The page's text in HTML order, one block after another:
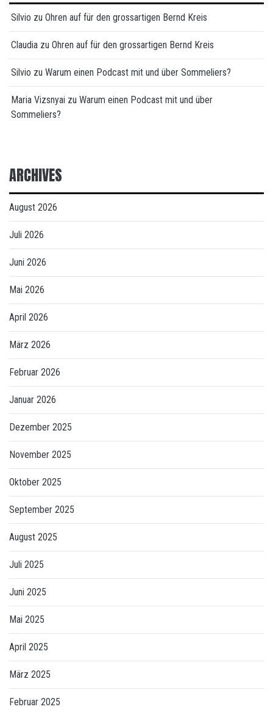
Silvio zu Ohren auf für den grossartigen Bernd Kreis
Claudia zu Ohren auf für den grossartigen Bernd Kreis
Silvio zu Warum einen Podcast mit und über Sommeliers?
Maria Vizsnyai zu Warum einen Podcast mit und über
Sommeliers?
ARCHIVES
August 2026
Juli 2026
Juni 2026
Mai 2026
April 2026
März 2026
Februar 2026
Januar 2026
Dezember 2025
November 2025
Oktober 2025
September 2025
August 2025
Juli 2025
Juni 2025
Mai 2025
April 2025
März 2025
Februar 2025